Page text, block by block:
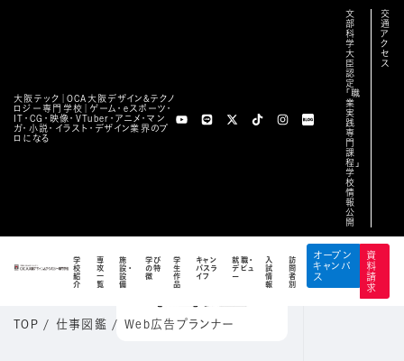
大阪テック｜OCA⼤阪デザイン&テクノ
ロジー専⾨学校｜ゲーム・eスポーツ・
IT・CG・映像・VTuber・アニメ・マン
ガ・小説・イラスト・デザイン業界のプ
ロになる
文
部
科
学
大
臣
認
定
「職
業
実
践
専
門
課
程」
学
校
情
報
公
開
交
通
ア
ク
セ
ス
学
校
紹
介
専
攻
一
覧
施
設・
設
備
学び
の特
徴
学
生
作
品
キャン
パスラ
イフ
就職・
デビュ
ー
入
試
情
報
訪
問
者
別
オープン
キャンパ
ス
資
料
請
求
TOP / 仕事図鑑 /Web広告プランナー